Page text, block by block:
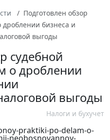
Подготовлен обзор
дроблении бизнеса и
выгоды
судебной
о дроблении
выгоды
Налоги и бухучет